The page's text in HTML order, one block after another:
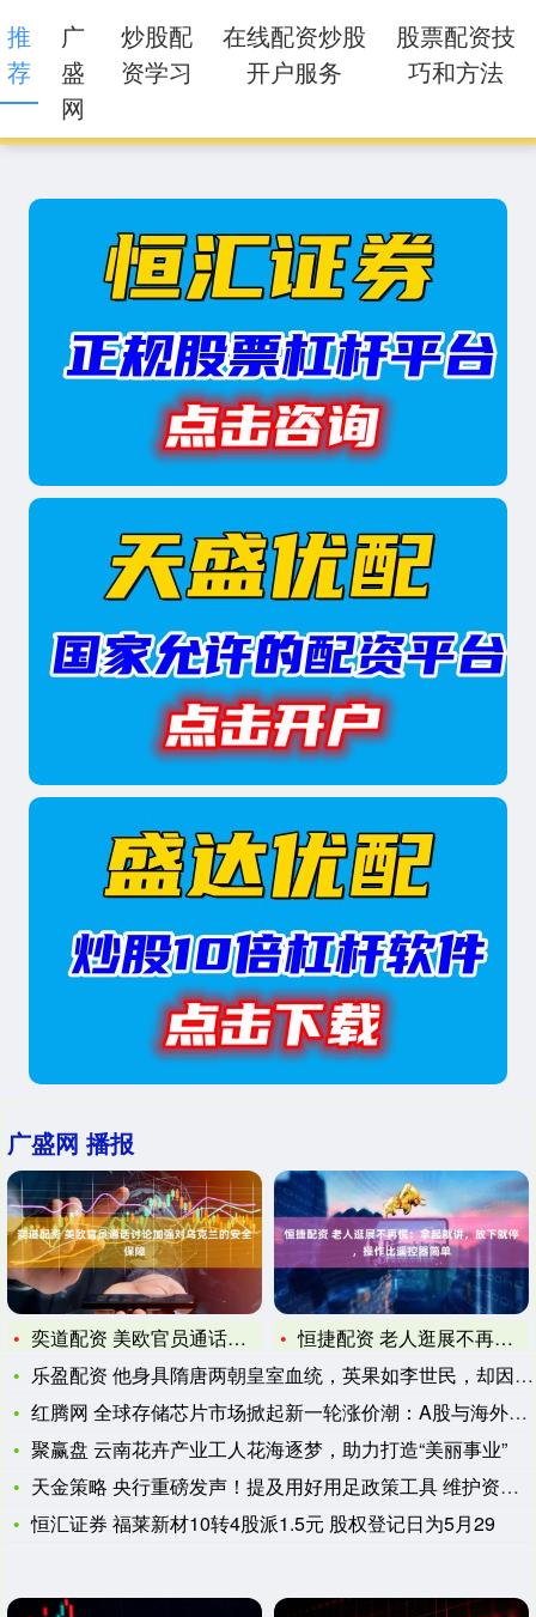
广盛网 播报
奕道配资 美欧官员通话讨论加强对乌克兰的安全保障
恒捷配资 老人逛展不再慌：拿起就讲，放下就停，操作比遥控器简
乐盈配资 他身具隋唐两朝皇室血统，英果如李世民，却因此招来杀
红腾网 全球存储芯片市场掀起新一轮涨价潮：A股与海外股市共振
聚赢盘 云南花卉产业工人花海逐梦，助力打造“美丽事业”
天金策略 央行重磅发声！提及用好用足政策工具 维护资本市场稳
恒汇证券 福莱新材10转4股派1.5元 股权登记日为5月29
推
荐
广
盛
网
炒股配
资学习
在线配资炒股
开户服务
股票配资技
巧和方法